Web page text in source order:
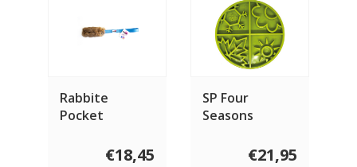
Rabbite
Pocket
€18,45
SP Four
Seasons
Slow Feeder€21,95